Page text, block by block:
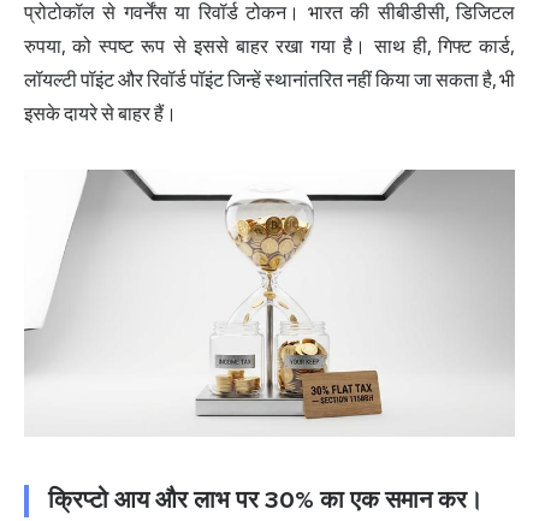
प्रोटोकॉल से गवर्नेंस या रिवॉर्ड टोकन। भारत की सीबीडीसी, डिजिटल
रुपया, को स्पष्ट रूप से इससे बाहर रखा गया है। साथ ही, गिफ्ट कार्ड,
लॉयल्टी पॉइंट और रिवॉर्ड पॉइंट जिन्हें स्थानांतरित नहीं किया जा सकता है, भी
इसके दायरे से बाहर हैं।
क्रिप्टो आय और लाभ पर 30% का एक समान कर।